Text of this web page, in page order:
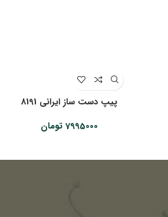
پیپ دست ساز ایرانی 8191
7995000 تومان